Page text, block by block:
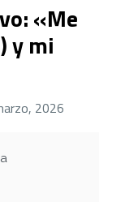
«Me
y mi
2026